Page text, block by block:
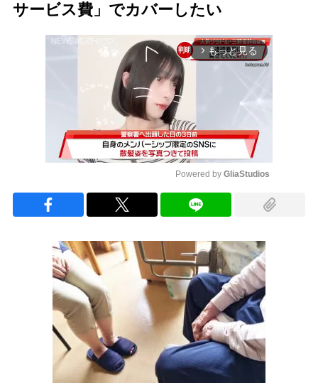
サービス費」でカバーしたい
arrow_forward_ios もっと見る
Powered by GliaStudios